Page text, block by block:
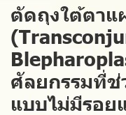
ตัดถุงใต้ตาแ
ศัลยกรรมที่ช่
แบบไม่มีรอย